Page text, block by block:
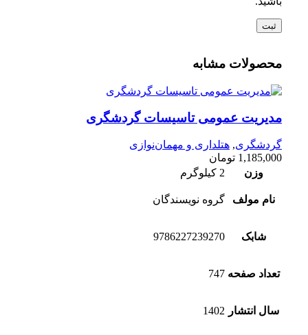
محصولات مشابه
مدیریت عمومی تاسیسات گردشگری
گردشگری, هتلداری و مهمان‌نوازی
1,185,000 تومان
وزن
2 کیلوگرم
نام مولف گروه نویسندگان
شابک 9786227239270
تعداد صفحه 747
سال انتشار 1402